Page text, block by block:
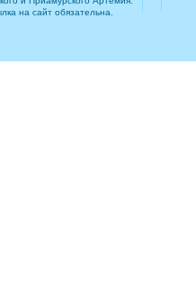
на сайт обязательна.